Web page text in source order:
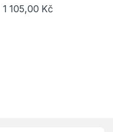
1 105,00 Kč